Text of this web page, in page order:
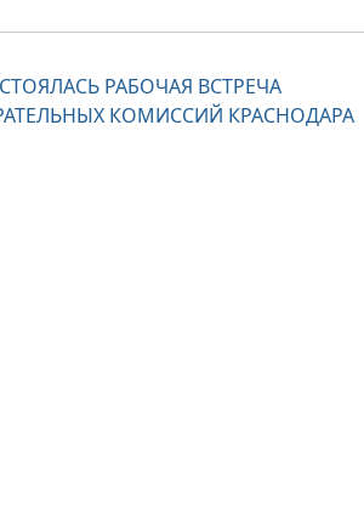
РАБОЧАЯ ВСТРЕЧА
КОМИССИЙ КРАСНОДАРА